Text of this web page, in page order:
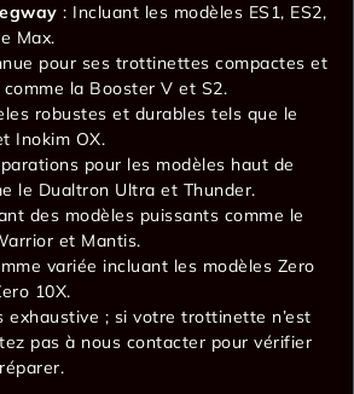
: Incluant les modèles ES1, ES2,
Max.
pour ses trottinettes compactes et
la Booster V et S2.
robustes et durables tels que le
Inokim OX.
pour les modèles haut de
le Dualtron Ultra et Thunder.
des modèles puissants comme le
et Mantis.
variée incluant les modèles Zero
10X.
exhaustive ; si votre trottinette n’est
pas à nous contacter pour vérifier